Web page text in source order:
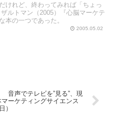
けれど、終わってみれば「ちょっ
ルトマン（2005）『心脳マーケテ
本の一つであった。
2005.05.02
音声でテレビを”見る”、現
ーケティングサイエンス
）